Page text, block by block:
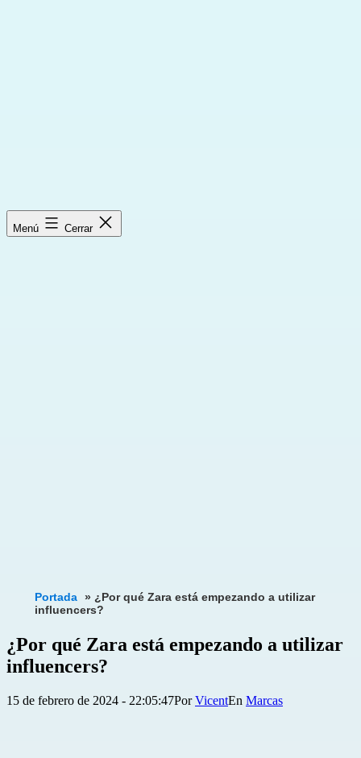
Menú Cerrar
Portada » ¿Por qué Zara está empezando a utilizar
influencers?
¿Por qué Zara está empezando a utilizar
influencers?
Publicada
15 de febrero de 2024 - 22:05:47PorVicent
Categorizado
Marcas